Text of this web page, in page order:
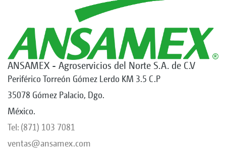
ANSAMEX - Agroservicios del Norte S.A. de C.V
Periférico Torreón Gómez Lerdo KM 3.5 C.P
35078 Gómez Palacio, Dgo.
México.
Tel: (871) 103 7081
ventas@ansamex.com